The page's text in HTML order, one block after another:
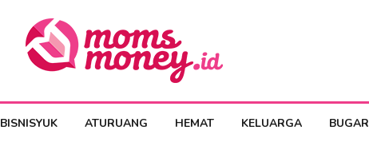
BISNISYUK ATURUANG HEMAT KELUARGA BUGAR